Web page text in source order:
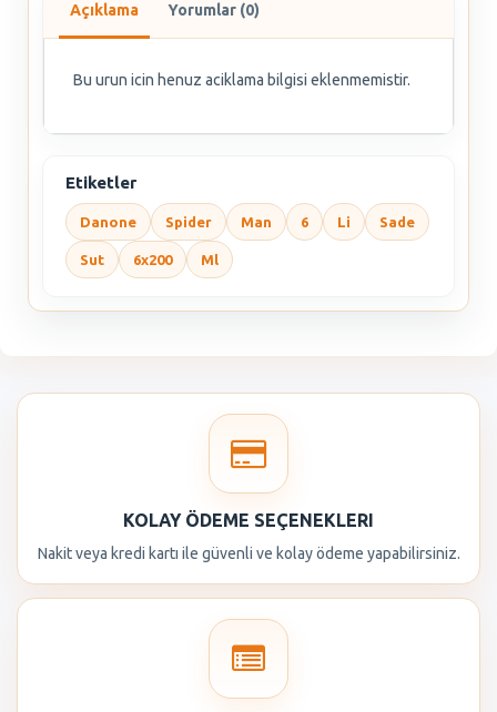
Açıklama Yorumlar (0)
Bu urun icin henuz aciklama bilgisi eklenmemistir.
Etiketler
Danone Spider Man 6 Li Sade
Sut 6x200 Ml
KOLAY ÖDEME SEÇENEKLERI
Nakit veya kredi kartı ile güvenli ve kolay ödeme yapabilirsiniz.